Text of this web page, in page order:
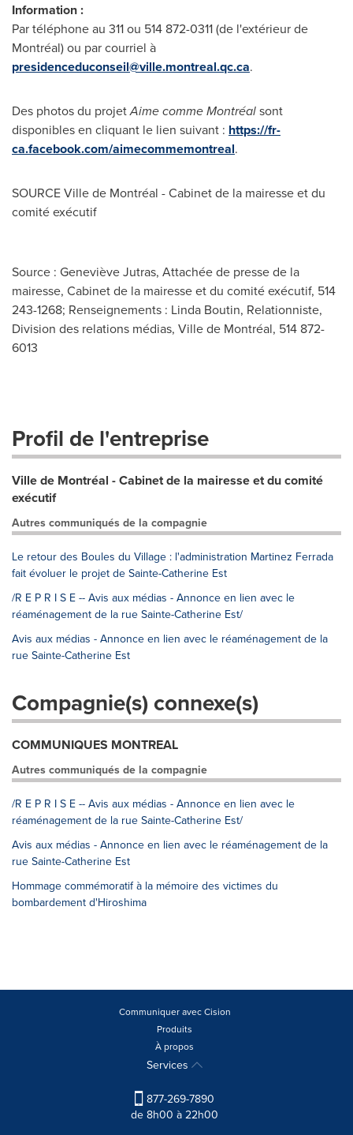
Information :
Par téléphone au 311 ou 514 872-0311 (de l'extérieur de
Montréal) ou par courriel à
presidenceduconseil@ville.montreal.qc.ca.
Des photos du projetAime comme Montréalsont
disponibles en cliquant le lien suivant : https://fr-
ca.facebook.com/aimecommemontreal.
SOURCE Ville de Montréal - Cabinet de la mairesse et du
comité exécutif
Source : Geneviève Jutras, Attachée de presse de la
mairesse, Cabinet de la mairesse et du comité exécutif, 514
243-1268; Renseignements : Linda Boutin, Relationniste,
Division des relations médias, Ville de Montréal, 514 872-
6013
Profil de l'entreprise
Ville de Montréal - Cabinet de la mairesse et du comité
exécutif
Autres communiqués de la compagnie
Le retour des Boules du Village : l'administration Martinez Ferrada
fait évoluer le projet de Sainte-Catherine Est
/R E P R I S E -- Avis aux médias - Annonce en lien avec le
réaménagement de la rue Sainte-Catherine Est/
Avis aux médias - Annonce en lien avec le réaménagement de la
rue Sainte-Catherine Est
Compagnie(s) connexe(s)
COMMUNIQUES MONTREAL
Autres communiqués de la compagnie
/R E P R I S E -- Avis aux médias - Annonce en lien avec le
réaménagement de la rue Sainte-Catherine Est/
Avis aux médias - Annonce en lien avec le réaménagement de la
rue Sainte-Catherine Est
Hommage commémoratif à la mémoire des victimes du
bombardement d'Hiroshima
Communiquer avec Cision
Produits
À propos
Services
877-269-7890
de 8h00 à 22h00